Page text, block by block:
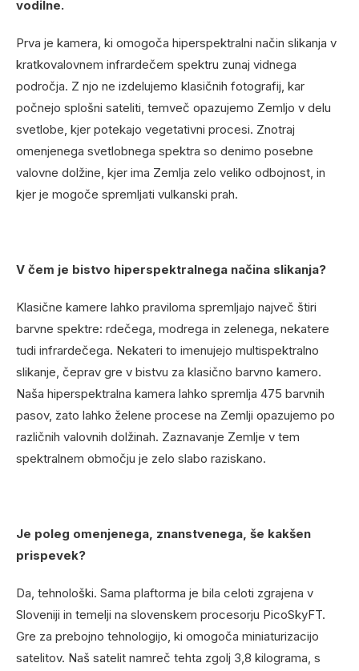
vodilne.
Prva je kamera, ki omogoča hiperspektralni način slikanja v
kratkovalovnem infrardečem spektru zunaj vidnega
področja. Z njo ne izdelujemo klasičnih fotografij, kar
počnejo splošni sateliti, temveč opazujemo Zemljo v delu
svetlobe, kjer potekajo vegetativni procesi. Znotraj
omenjenega svetlobnega spektra so denimo posebne
valovne dolžine, kjer ima Zemlja zelo veliko odbojnost, in
kjer je mogoče spremljati vulkanski prah.
V čem je bistvo hiperspektralnega načina slikanja?
Klasične kamere lahko praviloma spremljajo največ štiri
barvne spektre: rdečega, modrega in zelenega, nekatere
tudi infrardečega. Nekateri to imenujejo multispektralno
slikanje, čeprav gre v bistvu za klasično barvno kamero.
Naša hiperspektralna kamera lahko spremlja 475 barvnih
pasov, zato lahko želene procese na Zemlji opazujemo po
različnih valovnih dolžinah. Zaznavanje Zemlje v tem
spektralnem območju je zelo slabo raziskano.
Je poleg omenjenega, znanstvenega, še kakšen
prispevek?
Da, tehnološki. Sama plaftorma je bila celoti zgrajena v
Sloveniji in temelji na slovenskem procesorju PicoSkyFT.
Gre za prebojno tehnologijo, ki omogoča miniaturizacijo
satelitov. Naš satelit namreč tehta zgolj 3,8 kilograma, s